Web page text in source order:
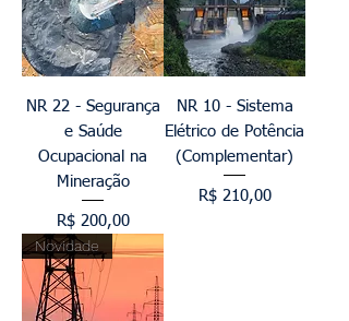
NR 22 - Segurança
e Saúde
Ocupacional na
Mineração
Preço
R$ 200,00
NR 10 - Sistema
Elétrico de Potência
(Complementar)
Preço
R$ 210,00
Novidade